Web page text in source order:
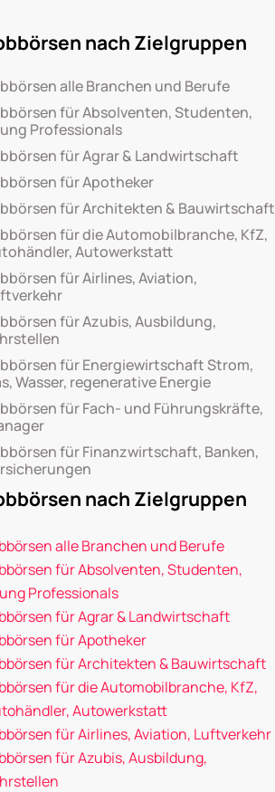
nach Zielgruppen
alle Branchen und Berufe
für Absolventen, Studenten,
Professionals
für Agrar & Landwirtschaft
für Apotheker
für Architekten & Bauwirtschaft
für die Automobilbranche, KfZ,
Autowerkstatt
für Airlines, Aviation,
für Azubis, Ausbildung,
für Energiewirtschaft Strom,
Wasser, regenerative Energie
für Fach- und Führungskräfte,
für Finanzwirtschaft, Banken,
nach Zielgruppen
alle Branchen und Berufe
für Absolventen, Studenten,
Professionals
für Agrar & Landwirtschaft
für Apotheker
für Architekten & Bauwirtschaft
für die Automobilbranche, KfZ,
Autowerkstatt
für Airlines, Aviation, Luftverkehr
für Azubis, Ausbildung,